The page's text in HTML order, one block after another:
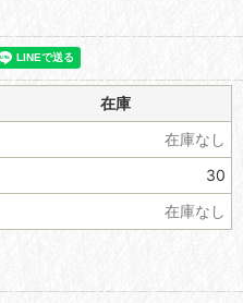
在庫
在庫なし
30
在庫なし